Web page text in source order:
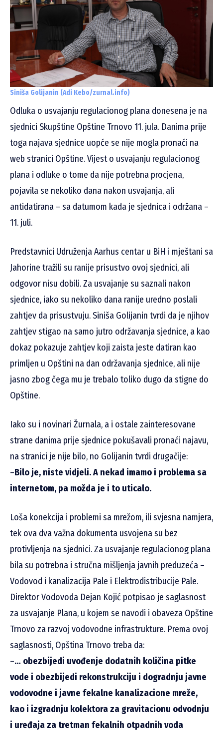
Siniša Golijanin (Adi Kebo/zurnal.info)
Odluka o usvajanju regulacionog plana donesena je na
sjednici Skupštine Opštine Trnovo 11. jula. Danima prije
toga najava sjednice uopće se nije mogla pronaći na
web stranici Opštine. Vijest o usvajanju regulacionog
plana i odluke o tome da nije potrebna procjena,
pojavila se nekoliko dana nakon usvajanja, ali
antidatirana – sa datumom kada je sjednica i održana –
11. juli.
Predstavnici Udruženja Aarhus centar u BiH i mještani sa
Jahorine tražili su ranije prisustvo ovoj sjednici, ali
odgovor nisu dobili. Za usvajanje su saznali nakon
sjednice, iako su nekoliko dana ranije uredno poslali
zahtjev da prisustvuju. Siniša Golijanin tvrdi da je njihov
zahtjev stigao na samo jutro održavanja sjednice, a kao
dokaz pokazuje zahtjev koji zaista jeste datiran kao
primljen u Opštini na dan održavanja sjednice, ali nije
jasno zbog čega mu je trebalo toliko dugo da stigne do
Opštine.
Iako su i novinari Žurnala, a i ostale zainteresovane
strane danima prije sjednice pokušavali pronaći najavu,
na stranici je nije bilo, no Golijanin tvrdi drugačije:
–Bilo je, niste vidjeli. A nekad imamo i problema sa
internetom, pa možda je i to uticalo.
Loša konekcija i problemi sa mrežom, ili svjesna namjera,
tek ova dva važna dokumenta usvojena su bez
protivljenja na sjednici. Za usvajanje regulacionog plana
bila su potrebna i stručna mišljenja javnih preduzeća –
Vodovod i kanalizacija Pale i Elektrodistribucije Pale.
Direktor Vodovoda Dejan Kojić potpisao je saglasnost
za usvajanje Plana, u kojem se navodi i obaveza Opštine
Trnovo za razvoj vodovodne infrastrukture. Prema ovoj
saglasnosti, Opština Trnovo treba da:
–… obezbijedi uvođenje dodatnih količina pitke
vode i obezbijedi rekonstrukciju i dogradnju javne
vodovodne i javne fekalne kanalizacione mreže,
kao i izgradnju kolektora za gravitacionu odvodnju
i uređaja za tretman fekalnih otpadnih voda